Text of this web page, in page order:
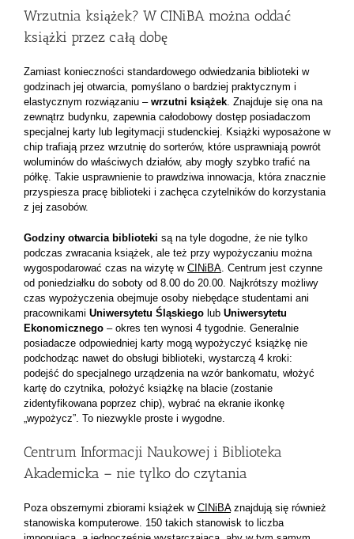
Wrzutnia książek? W CINiBA można oddać
książki przez całą dobę
Zamiast konieczności standardowego odwiedzania biblioteki w
godzinach jej otwarcia, pomyślano o bardziej praktycznym i
elastycznym rozwiązaniu – wrzutni książek. Znajduje się ona na
zewnątrz budynku, zapewnia całodobowy dostęp posiadaczom
specjalnej karty lub legitymacji studenckiej. Książki wyposażone w
chip trafiają przez wrzutnię do sorterów, które usprawniają powrót
woluminów do właściwych działów, aby mogły szybko trafić na
półkę. Takie usprawnienie to prawdziwa innowacja, która znacznie
przyspiesza pracę biblioteki i zachęca czytelników do korzystania
z jej zasobów.
Godziny otwarcia biblioteki są na tyle dogodne, że nie tylko
podczas zwracania książek, ale też przy wypożyczaniu można
wygospodarować czas na wizytę w CINiBA. Centrum jest czynne
od poniedziałku do soboty od 8.00 do 20.00. Najkrótszy możliwy
czas wypożyczenia obejmuje osoby niebędące studentami ani
pracownikami Uniwersytetu Śląskiego lub Uniwersytetu
Ekonomicznego – okres ten wynosi 4 tygodnie. Generalnie
posiadacze odpowiedniej karty mogą wypożyczyć książkę nie
podchodząc nawet do obsługi biblioteki, wystarczą 4 kroki:
podejść do specjalnego urządzenia na wzór bankomatu, włożyć
kartę do czytnika, położyć książkę na blacie (zostanie
zidentyfikowana poprzez chip), wybrać na ekranie ikonkę
„wypożycz”. To niezwykle proste i wygodne.
Centrum Informacji Naukowej i Biblioteka
Akademicka – nie tylko do czytania
Poza obszernymi zbiorami książek w CINiBAznajdują się również
stanowiska komputerowe. 150 takich stanowisk to liczba